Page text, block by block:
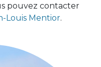
pouvez contacter
Louis Mentior.